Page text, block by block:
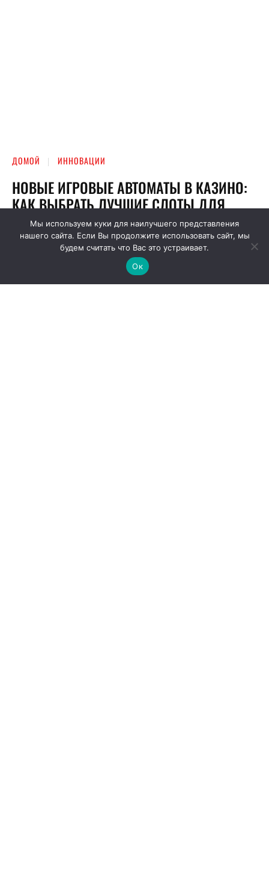
Мы используем куки для наилучшего представления
нашего сайта. Если Вы продолжите использовать сайт, мы
будем считать что Вас это устраивает.
Ок